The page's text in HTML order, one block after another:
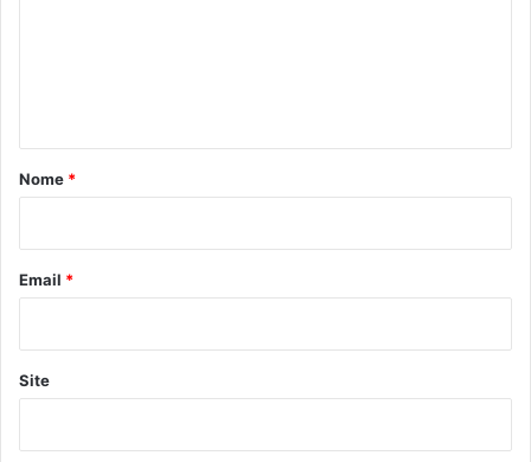
r
*
Nome *
Email *
Site